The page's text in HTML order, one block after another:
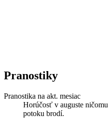
Pranostiky
Pranostika na akt. mesiac
Horúčosť v auguste
potoku brodí.